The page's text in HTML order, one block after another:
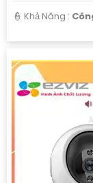
️👮 Khả Năng :